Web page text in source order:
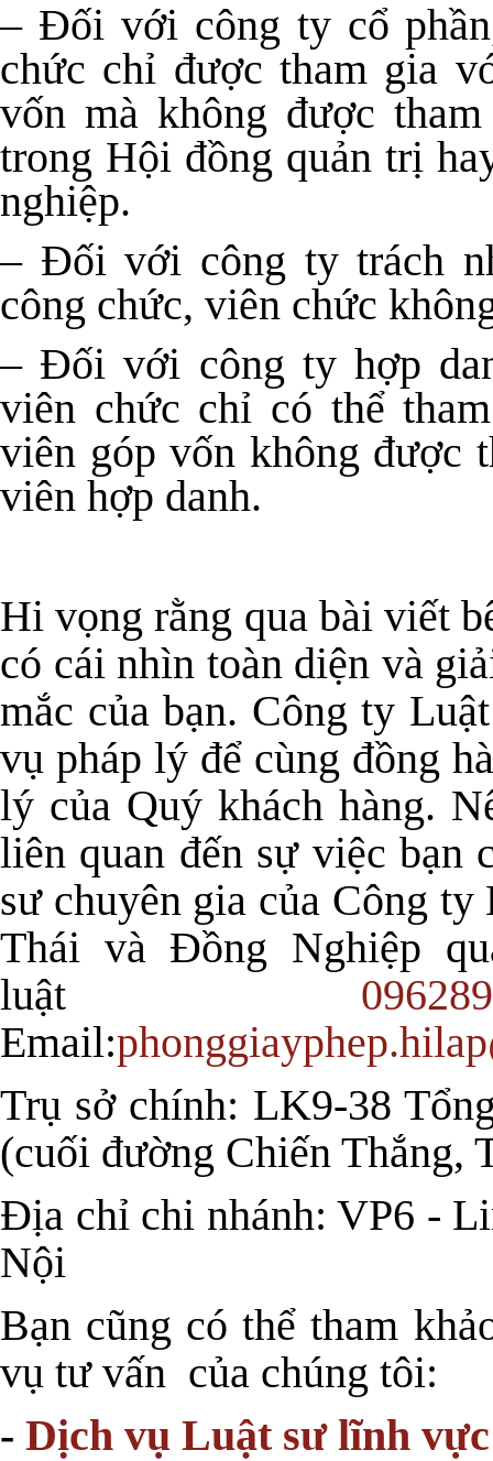
– Đối với công ty cổ
chức chỉ được tham gia
vốn mà không được
trong Hội đồng quản trị
nghiệp.
– Đối với công ty trách
công chức, viên chức
– Đối với công ty hợp
viên chức chỉ có thể
viên góp vốn không được
viên hợp danh.
Hi vọng rằng qua bài viết
có cái nhìn toàn diện và
mắc của bạn. Công ty
vụ pháp lý để cùng đồng
lý của Quý khách hàng.
liên quan đến sự việc bạn
sư chuyên gia của Công
Thái và Đồng Nghiệp
luật
Email:
Trụ sở chính: LK9-38
(cuối đường Chiến Thắng,
Địa chỉ chi nhánh: VP6 -
Nội
Bạn cũng có thể tham
vụ tư vấn của chúng tôi:
- Dịch vụ Luật sư lĩnh